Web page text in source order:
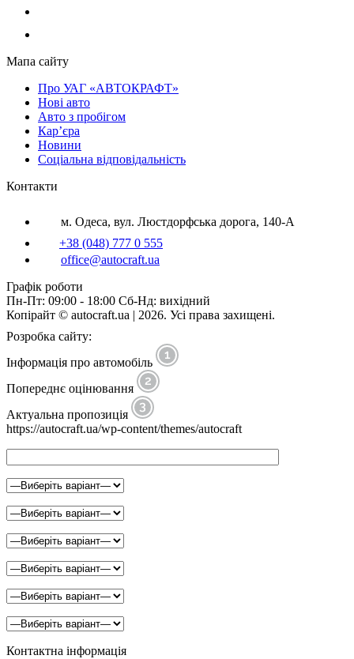
Мапа сайту
Про УАГ «АВТОКРАФТ»
Нові авто
Авто з пробігом
Кар’єра
Новини
Соціальна відповідальність
Контакти
м. Одеса, вул. Люстдорфська дорога, 140-А
+38 (048) 777 0 555
office@autocraft.ua
Графік роботи
Пн-Пт: 09:00 - 18:00 Сб-Нд: вихідний
Копірайт © autocraft.ua | 2026. Усі права захищені.
Розробка сайту:
Інформація про автомобіль
Попереднє оцінювання
Актуальна пропозиція
https://autocraft.ua/wp-content/themes/autocraft
Контактна інформація